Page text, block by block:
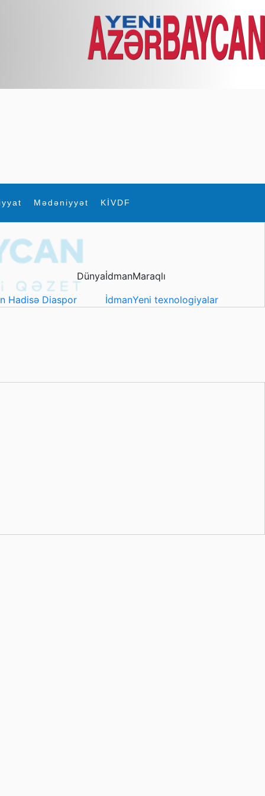
Mədəniyyət KİVDF
Hadisə Diaspor
Dünyaİdman
İdman
Maraqlı
Yeni texnologiyalar